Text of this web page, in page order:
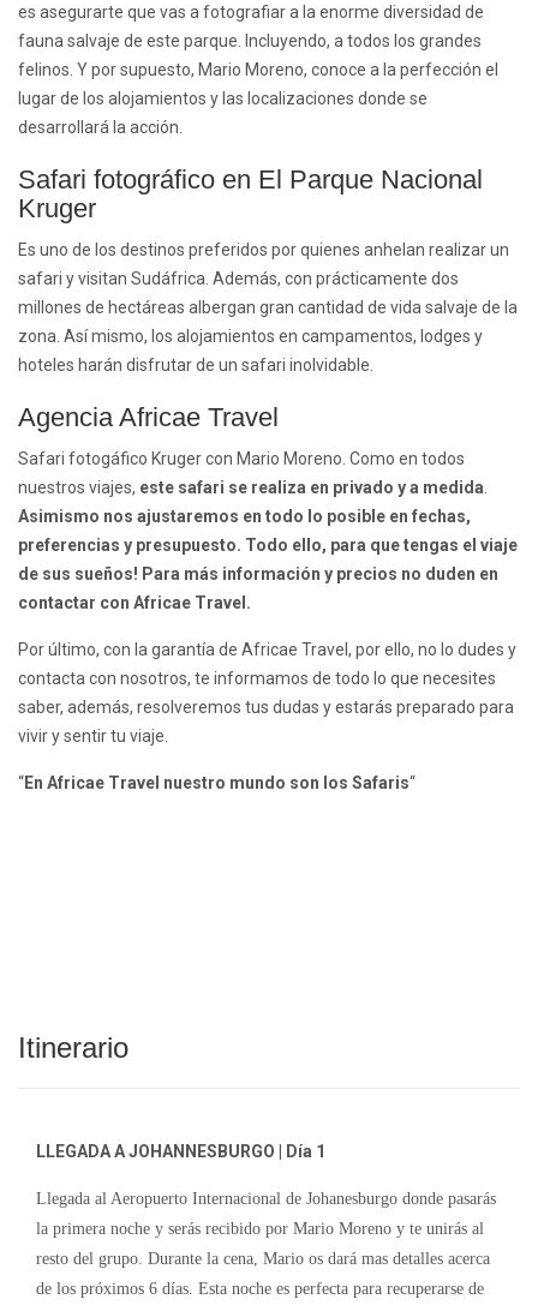
es asegurarte que vas a fotografiar a la enorme diversidad de
fauna salvaje de este parque. Incluyendo, a todos los grandes
felinos. Y por supuesto, Mario Moreno, conoce a la perfección el
lugar de los alojamientos y las localizaciones donde se
desarrollará la acción.
Safari fotográfico en El Parque Nacional
Kruger
Es uno de los destinos preferidos por quienes anhelan realizar un
safari y visitan Sudáfrica. Además, con prácticamente dos
millones de hectáreas albergan gran cantidad de vida salvaje de la
zona. Así mismo, los alojamientos en campamentos, lodges y
hoteles harán disfrutar de un safari inolvidable.
Agencia Africae Travel
Safari fotogáfico Kruger con Mario Moreno. Como en todos
nuestros viajes, este safari se realiza en privado y a medida
Asimismo nos ajustaremos en todo lo posible en fechas,
preferencias y presupuesto. Todo ello, para que tengas el viaje
de sus sueños! Para más información y precios no duden en
contactar con Africae Travel.
Por último, con la garantía de Africae Travel, por ello, no lo dudes y
contacta con nosotros, te informamos de todo lo que necesites
saber, además, resolveremos tus dudas y estarás preparado para
vivir y sentir tu viaje.
“En Africae Travel nuestro mundo son los Safaris“
Itinerario
LLEGADA A JOHANNESBURGO | Día 1
Llegada al Aeropuerto Internacional de Johanesburgo donde pasarás
la primera noche y serás recibido por Mario Moreno y te unirás al
resto del grupo. Durante la cena, Mario os dará mas detalles acerca
de los próximos 6 días. Esta noche es perfecta para recuperarse de